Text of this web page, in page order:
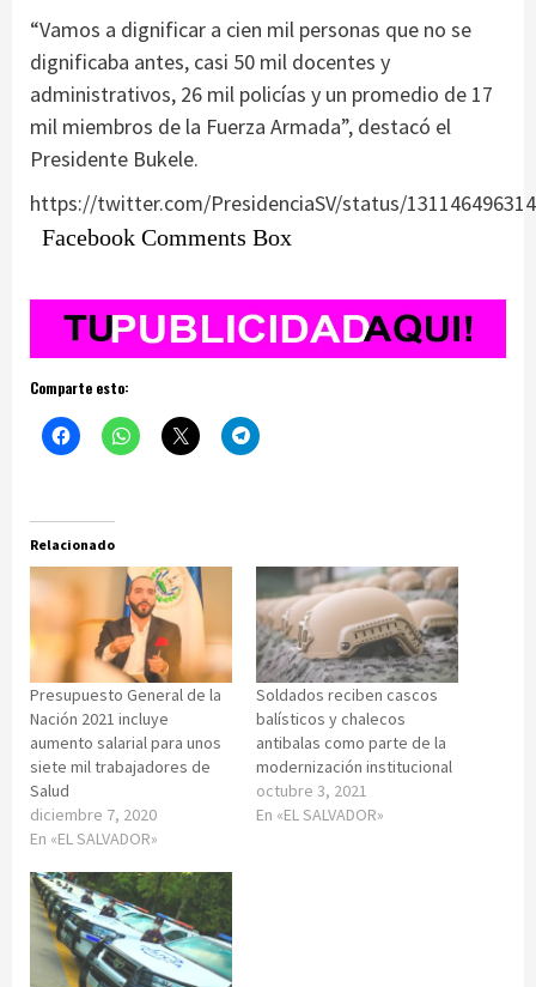
“Vamos a dignificar a cien mil personas que no se
dignificaba antes, casi 50 mil docentes y
administrativos, 26 mil policías y un promedio de 17
mil miembros de la Fuerza Armada”, destacó el
Presidente Bukele.
https://twitter.com/PresidenciaSV/status/
Facebook Comments Box
Comparte esto:
Relacionado
Presupuesto General de la
Nación 2021 incluye
aumento salarial para unos
siete mil trabajadores de
Salud
diciembre 7, 2020
En «EL SALVADOR»
Soldados reciben cascos
balísticos y chalecos
antibalas como parte de la
modernización institucional
octubre 3, 2021
En «EL SALVADOR»